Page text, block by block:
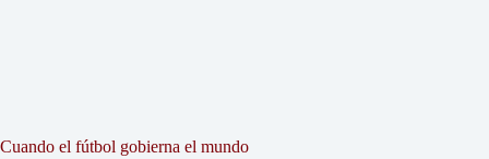
Cuando el fútbol gobierna el mundo